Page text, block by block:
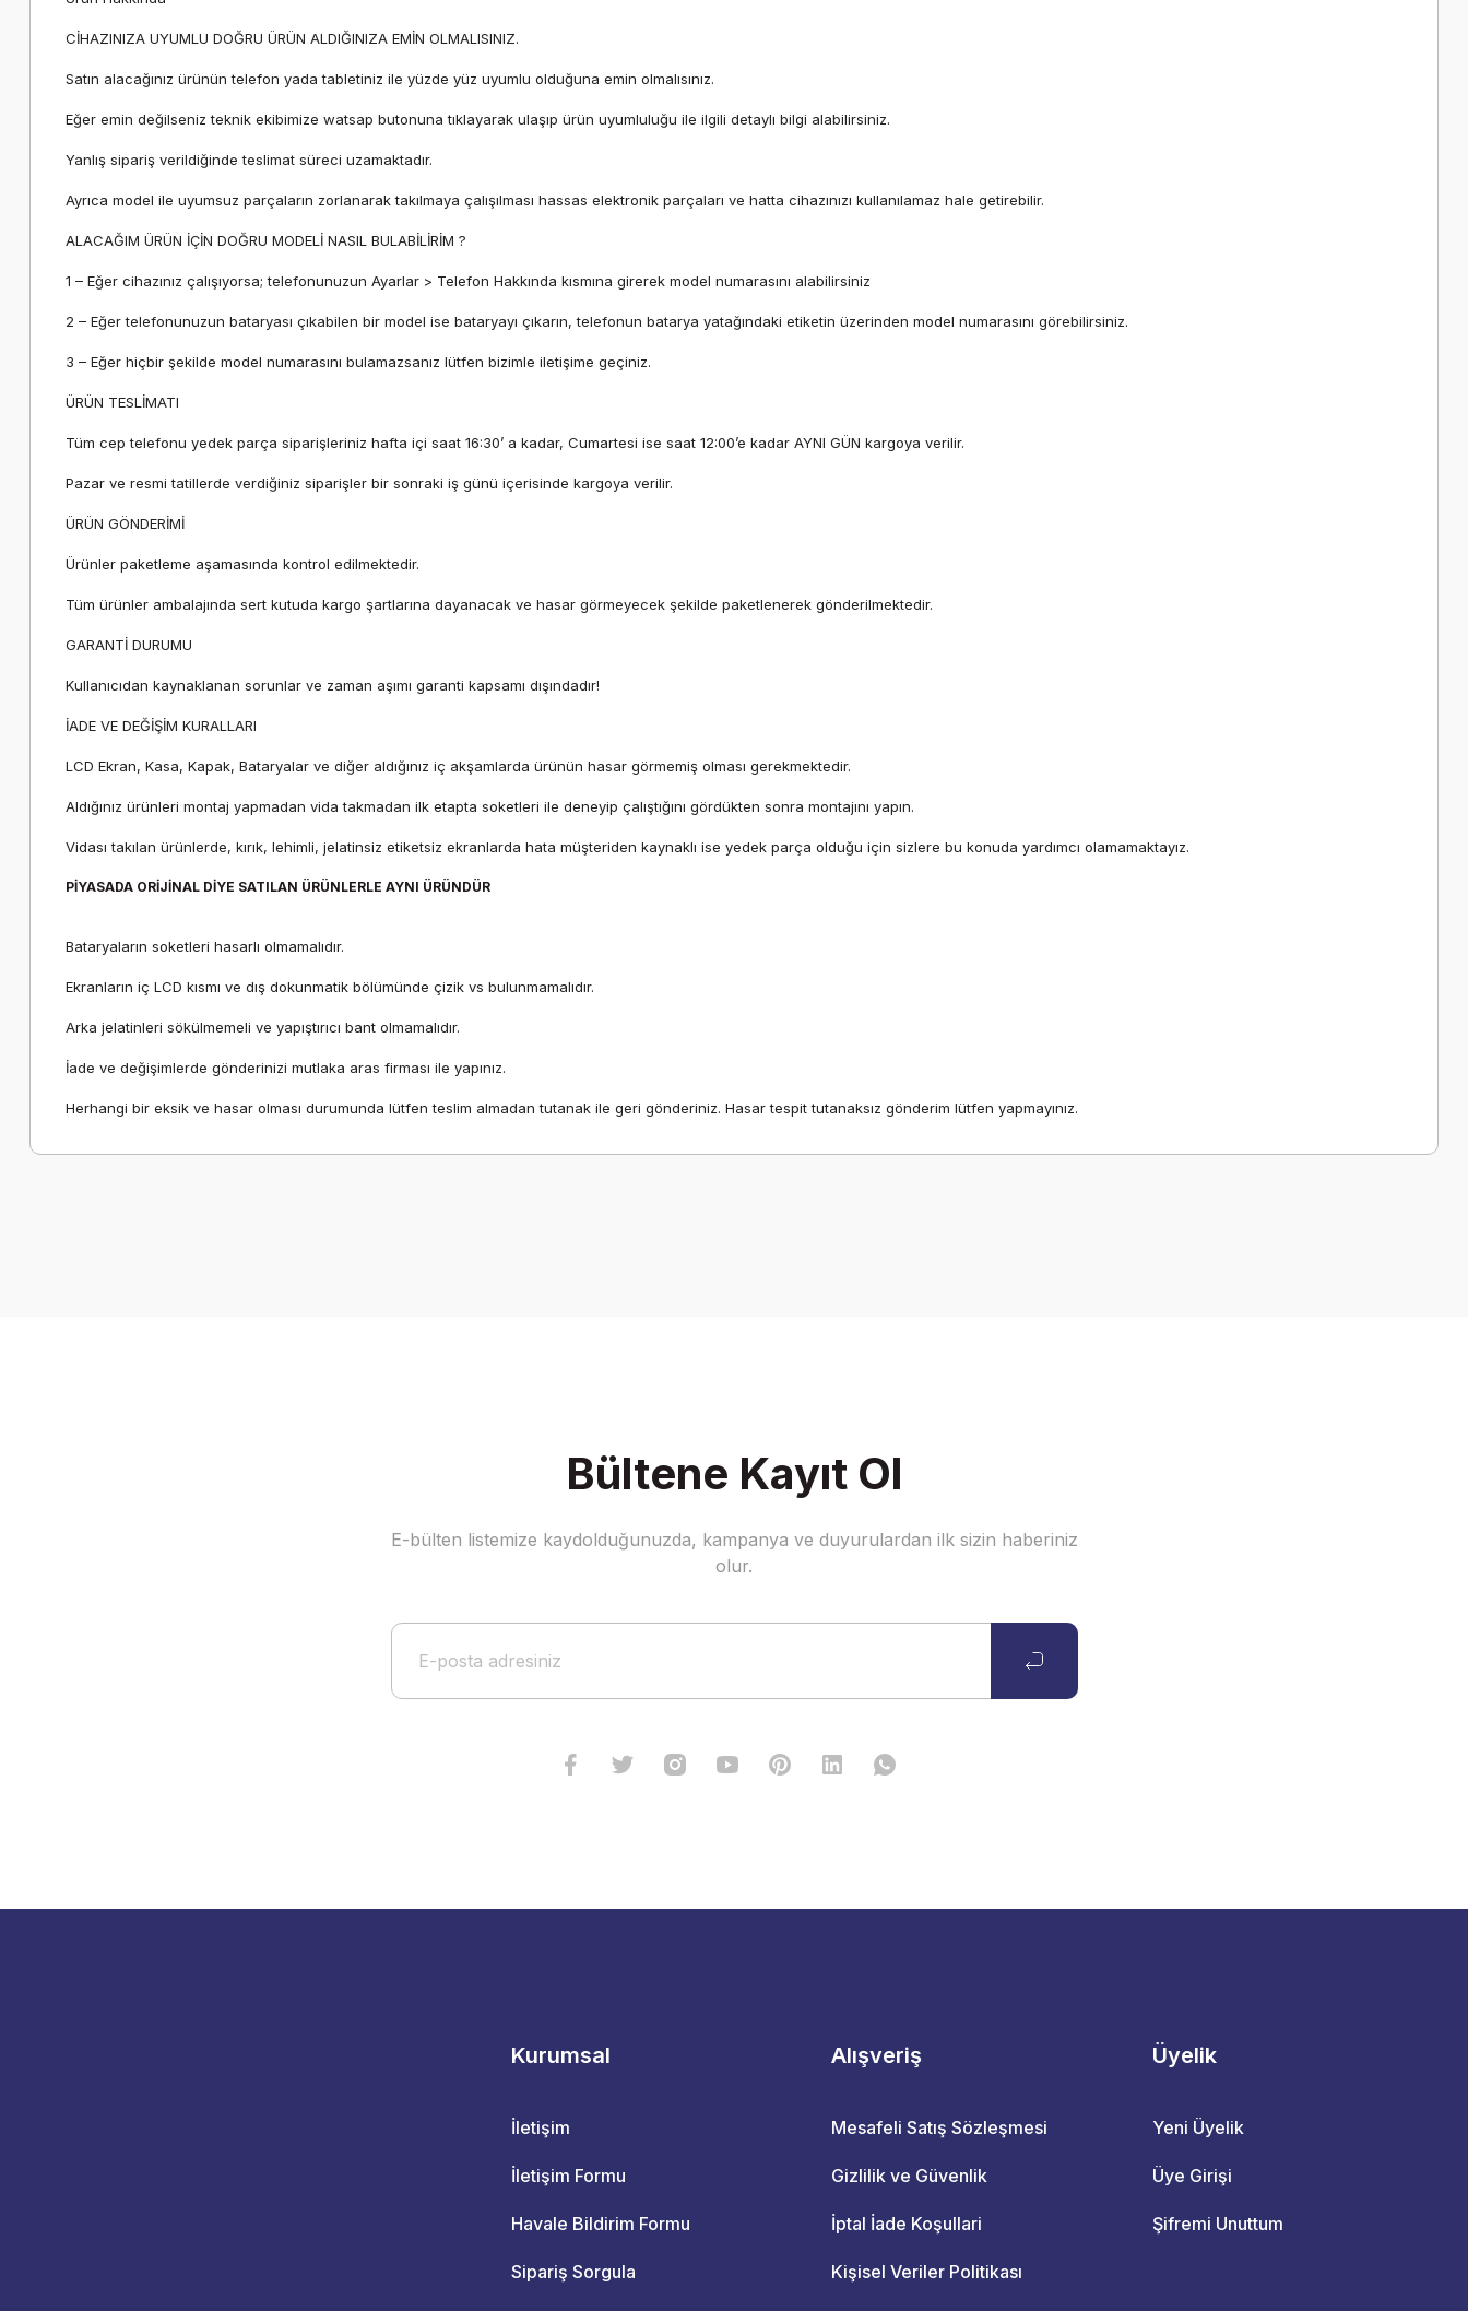
CİHAZINIZA UYUMLU DOĞRU ÜRÜN ALDIĞINIZA EMİN OLMALISINIZ.
Satın alacağınız ürünün telefon yada tabletiniz ile yüzde yüz uyumlu olduğuna emin olmalısınız.
Eğer emin değilseniz teknik ekibimize watsap butonuna tıklayarak ulaşıp ürün uyumluluğu ile ilgili detaylı bilgi alabilirsiniz.
Yanlış sipariş verildiğinde teslimat süreci uzamaktadır.
Ayrıca model ile uyumsuz parçaların zorlanarak takılmaya çalışılması hassas elektronik parçaları ve hatta cihazınızı kullanılamaz hale getirebilir.
ALACAĞIM ÜRÜN İÇİN DOĞRU MODELİ NASIL BULABİLİRİM ?
1 – Eğer cihazınız çalışıyorsa; telefonunuzun Ayarlar > Telefon Hakkında kısmına girerek model numarasını alabilirsiniz
2 – Eğer telefonunuzun bataryası çıkabilen bir model ise bataryayı çıkarın, telefonun batarya yatağındaki etiketin üzerinden model numarasını görebilirsiniz.
3 – Eğer hiçbir şekilde model numarasını bulamazsanız lütfen bizimle iletişime geçiniz.
ÜRÜN TESLİMATI
Tüm cep telefonu yedek parça siparişleriniz hafta içi saat 16:30’ a kadar, Cumartesi ise saat 12:00’e kadar AYNI GÜN kargoya verilir.
Pazar ve resmi tatillerde verdiğiniz siparişler bir sonraki iş günü içerisinde kargoya verilir.
ÜRÜN GÖNDERİMİ
Ürünler paketleme aşamasında kontrol edilmektedir.
Tüm ürünler ambalajında sert kutuda kargo şartlarına dayanacak ve hasar görmeyecek şekilde paketlenerek gönderilmektedir.
GARANTİ DURUMU
Kullanıcıdan kaynaklanan sorunlar ve zaman aşımı garanti kapsamı dışındadır!
İADE VE DEĞİŞİM KURALLARI
LCD Ekran, Kasa, Kapak, Bataryalar ve diğer aldığınız iç akşamlarda ürünün hasar görmemiş olması gerekmektedir.
Aldığınız ürünleri montaj yapmadan vida takmadan ilk etapta soketleri ile deneyip çalıştığını gördükten sonra montajını yapın.
Vidası takılan ürünlerde, kırık, lehimli, jelatinsiz etiketsiz ekranlarda hata müşteriden kaynaklı ise yedek parça olduğu için sizlere bu konuda yardımcı olamamaktayız.
PİYASADA ORİJİNAL DİYE SATILAN ÜRÜNLERLE AYNI ÜRÜNDÜR
Bataryaların soketleri hasarlı olmamalıdır.
Ekranların iç LCD kısmı ve dış dokunmatik bölümünde çizik vs bulunmamalıdır.
Arka jelatinleri sökülmemeli ve yapıştırıcı bant olmamalıdır.
İade ve değişimlerde gönderinizi mutlaka aras firması ile yapınız.
Herhangi bir eksik ve hasar olması durumunda lütfen teslim almadan tutanak ile geri gönderiniz. Hasar tespit tutanaksız gönderim lütfen yapmayınız.
Gönder
Bültene Kayıt Ol
E-bülten listemize kaydolduğunuzda, kampanya ve duyurulardan ilk sizin haberiniz
olur.
Kurumsal
İletişim
İletişim Formu
Havale Bildirim Formu
Sipariş Sorgula
Alışveriş
Mesafeli Satış Sözleşmesi
Gizlilik ve Güvenlik
İptal İade Koşullari
Kişisel Veriler Politikası
Üyelik
Yeni Üyelik
Üye Girişi
Şifremi Unuttum